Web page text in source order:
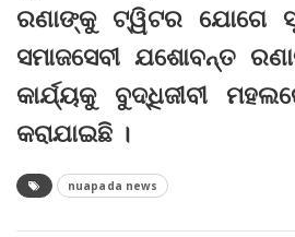
ରଣାଙ୍କୁ ଟ୍ୱିଟର ଯୋଗେ
ସମାଜସେବୀ ଯଶୋବନ୍ତ
କାର୍ଯ୍ୟକୁ ବୁଦ୍ଧିଜୀବୀ
କରାଯାଇଛି ।
nuapada news